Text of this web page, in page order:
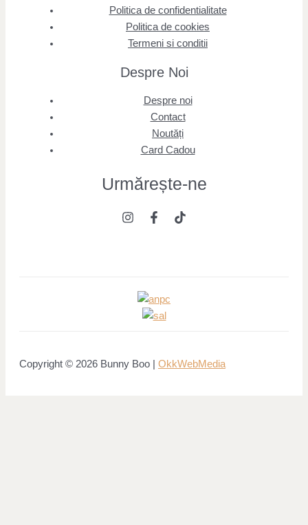
Politica de confidentialitate
Politica de cookies
Termeni si conditii
Despre Noi
Despre noi
Contact
Noutăți
Card Cadou
Urmărește-ne
Copyright © 2026 Bunny Boo | OkkWebMedia